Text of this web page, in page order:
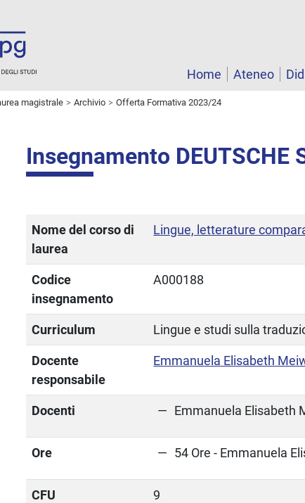
Home
Ateneo
magistrale Archivio Offerta Formativa 2023/24
Insegnamento DEUTSCHE
Nome del corso di
laurea
Lingue, letterature
Codice
insegnamento
A000188
Curriculum Lingue e studi sulla
Docente
responsabile
Emmanuela Elisabeth
Docenti Emmanuela Elisabeth
Ore 54 Ore - Emmanuela
CFU 9